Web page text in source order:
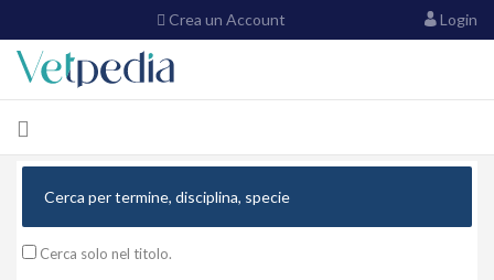
Crea un Account Login
Cerca solo nel titolo.